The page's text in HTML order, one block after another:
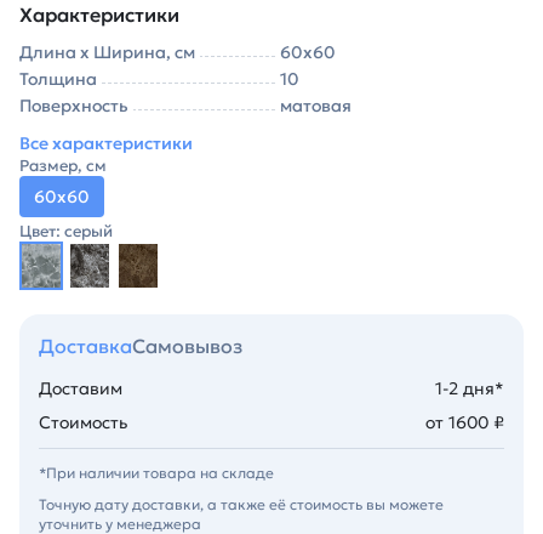
Характеристики
Длина х Ширина, см
60х60
Толщина
10
Поверхность
матовая
Все характеристики
Размер, см
60х60
Цвет: серый
ДоставкаСамовывоз
Доставим
1-2 дня*
Стоимость
от 1600 ₽
*При наличии товара на складе
Точную дату доставки, а также её стоимость вы можете
уточнить у менеджера